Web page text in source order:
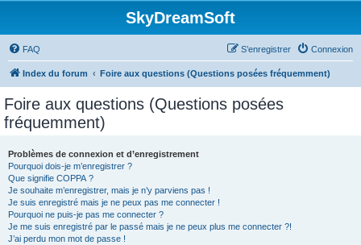
SkyDreamSoft
FAQ Connexion
S’enregistrer
Index du forum Foire aux questions (Questions posées fréquemment)
Foire aux questions (Questions posées
fréquemment)
Problèmes de connexion et d’enregistrement
Pourquoi dois-je m’enregistrer ?
Que signifie COPPA ?
Je souhaite m’enregistrer, mais je n’y parviens pas !
Je suis enregistré mais je ne peux pas me connecter !
Pourquoi ne puis-je pas me connecter ?
Je me suis enregistré par le passé mais je ne peux plus me connecter ?!
J’ai perdu mon mot de passe !